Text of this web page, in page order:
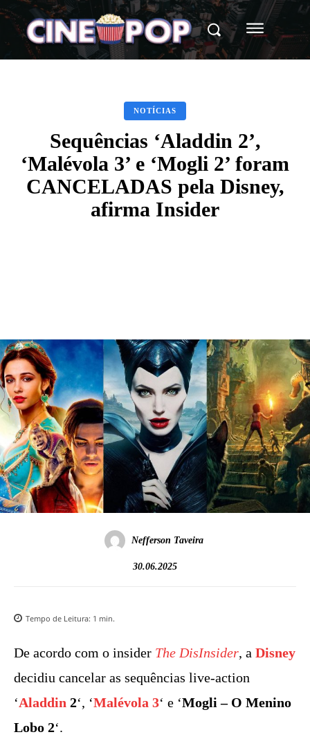
NOTÍCIAS
Sequências ‘Aladdin 2’,
‘Malévola 3’ e ‘Mogli 2’ foram
CANCELADAS pela Disney,
afirma Insider
Nefferson Taveira
30.06.2025
Tempo de Leitura: 1 min.
De acordo com o insider The DisInsider, a Disney
decidiu cancelar as sequências live-action
‘Aladdin 2‘, ‘Malévola 3‘ e ‘Mogli – O Menino
Lobo 2‘.